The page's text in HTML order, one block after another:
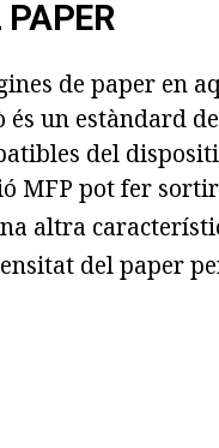
PAPER
de paper en
un estàndard
del
MFP pot fer
altra
del paper